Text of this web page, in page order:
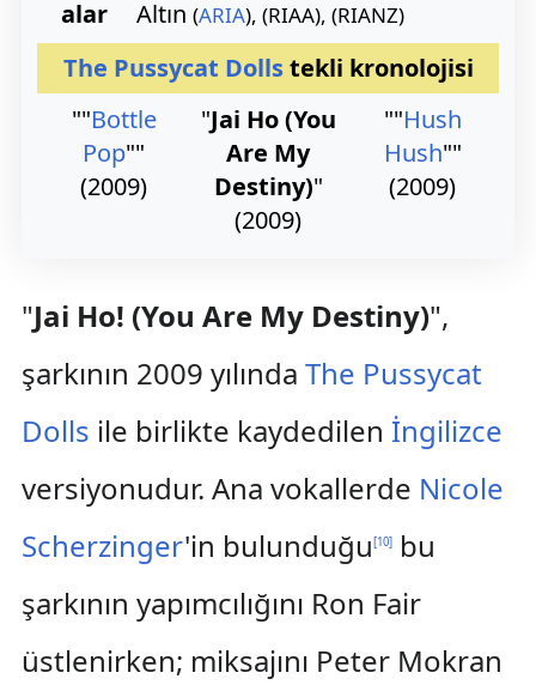
alar Altın (ARIA), (RIAA), (RIANZ)
The Pussycat Dollstekli kronolojisi
""Bottle
Pop""
(2009)
"Jai Ho (You
Are My
Destiny)"
(2009)
""Hush
Hush""
(2009)
"Jai Ho! (You Are My Destiny)",
şarkının 2009 yılında The Pussycat
Dolls ile birlikte kaydedilen İngilizce
versiyonudur. Ana vokallerde Nicole
Scherzinger'in bulunduğu[10]bu
şarkının yapımcılığını Ron Fair
üstlenirken; miksajını Peter Mokran